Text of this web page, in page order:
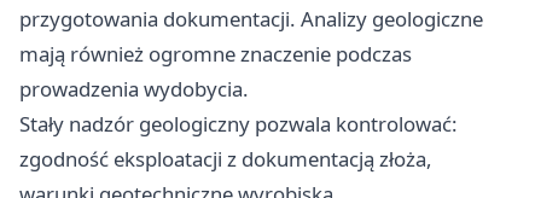
przygotowania dokumentacji. Analizy geologiczne
mają również ogromne znaczenie podczas
prowadzenia wydobycia.
Stały nadzór geologiczny pozwala kontrolować:
zgodność eksploatacji z dokumentacją złoża,